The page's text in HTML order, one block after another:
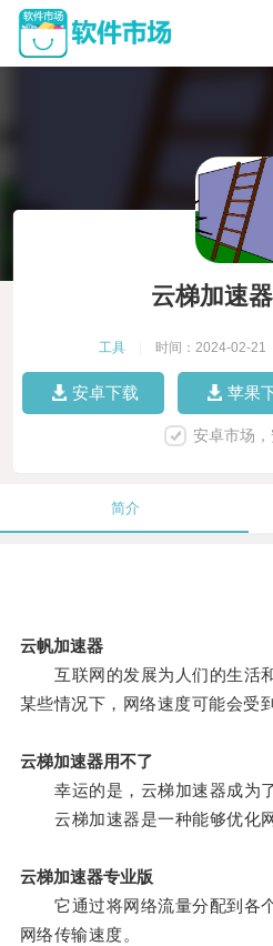
云梯加速
工具 时间：2024-02-21
安卓下载 苹果
安卓市场
简介
云帆加速器
互联网的发展为人们的生活
某些情况下，网络速度可能会受
云梯加速器用不了
幸运的是，云梯加速器成为了
云梯加速器是一种能够优化网
云梯加速器专业版
它通过将网络流量分配到各个
网络传输速度。